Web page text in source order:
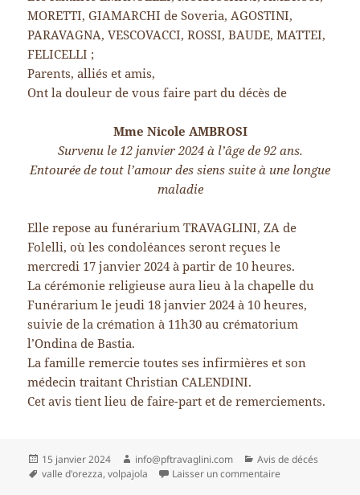
MORETTI, GIAMARCHI de Soveria, AGOSTINI,
PARAVAGNA, VESCOVACCI, ROSSI, BAUDE, MATTEI,
FELICELLI ;
Parents, alliés et amis,
Ont la douleur de vous faire part du décès de
Mme Nicole AMBROSI
Survenu le 12 janvier 2024 à l’âge de 92 ans.
Entourée de tout l’amour des siens suite à une longue
maladie
Elle repose au funérarium TRAVAGLINI, ZA de
Folelli, où les condoléances seront reçues le
mercredi 17 janvier 2024 à partir de 10 heures.
La cérémonie religieuse aura lieu à la chapelle du
Funérarium le jeudi 18 janvier 2024 à 10 heures,
suivie de la crémation à 11h30 au crématorium
l’Ondina de Bastia.
La famille remercie toutes ses infirmières et son
médecin traitant Christian CALENDINI.
Cet avis tient lieu de faire-part et de remerciements.
Publié
le
15 janvier 2024 Auteur
info@pftravaglini.com Catégories
Avis de décés
Mots-
valle d'orezza,volpajola Laisser un commentaire